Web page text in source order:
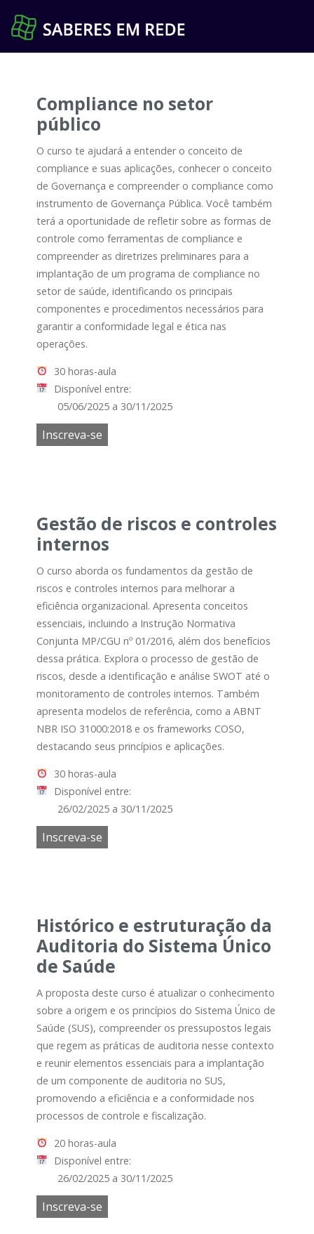
para
Compliance no setor
público
O curso te ajudará a entender o conceito de
compliance e suas aplicações, conhecer o conceito
de Governança e compreender o compliance como
instrumento de Governança Pública. Você também
terá a oportunidade de refletir sobre as formas de
controle como ferramentas de compliance e
compreender as diretrizes preliminares para a
implantação de um programa de compliance no
setor de saúde, identificando os principais
componentes e procedimentos necessários para
garantir a conformidade legal e ética nas
operações.
30 horas-aula
Disponível entre:
05/06/2025 a 30/11/2025
Inscreva-se
Gestão de riscos e controles
internos
O curso aborda os fundamentos da gestão de
riscos e controles internos para melhorar a
eficiência organizacional. Apresenta conceitos
essenciais, incluindo a Instrução Normativa
Conjunta MP/CGU nº 01/2016, além dos benefícios
dessa prática. Explora o processo de gestão de
riscos, desde a identificação e análise SWOT até o
monitoramento de controles internos. Também
apresenta modelos de referência, como a ABNT
NBR ISO 31000:2018 e os frameworks COSO,
destacando seus princípios e aplicações.
30 horas-aula
Disponível entre:
26/02/2025 a 30/11/2025
Inscreva-se
Histórico e estruturação da
Auditoria do Sistema Único
de Saúde
A proposta deste curso é atualizar o conhecimento
sobre a origem e os princípios do Sistema Único de
Saúde (SUS), compreender os pressupostos legais
que regem as práticas de auditoria nesse contexto
e reunir elementos essenciais para a implantação
de um componente de auditoria no SUS,
promovendo a eficiência e a conformidade nos
processos de controle e fiscalização.
20 horas-aula
Disponível entre:
26/02/2025 a 30/11/2025
Inscreva-se